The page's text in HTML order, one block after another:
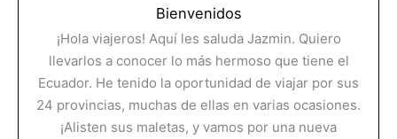
Bienvenidos
¡Hola viajeros! Aquí les saluda Jazmin. Quiero
llevarlos a conocer lo más hermoso que tiene el
Ecuador. He tenido la oportunidad de viajar por sus
24 provincias, muchas de ellas en varias ocasiones.
¡Alisten sus maletas, y vamos por una nueva